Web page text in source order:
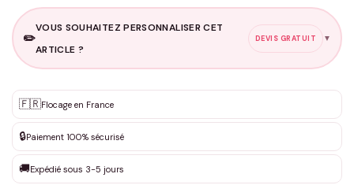
✏️
VOUS SOUHAITEZ PERSONNALISER CET
ARTICLE ?
DEVIS GRATUIT ▼
✨ Personnalisation sur mesure
DEVIS GRATUIT · Personnalisation de 3 à 10€ selon la demande
Que souhaitez-vous ?*
🇫🇷Flocage en France
🔒Paiement 100% sécurisé
🚚Expédié sous 3-5 jours